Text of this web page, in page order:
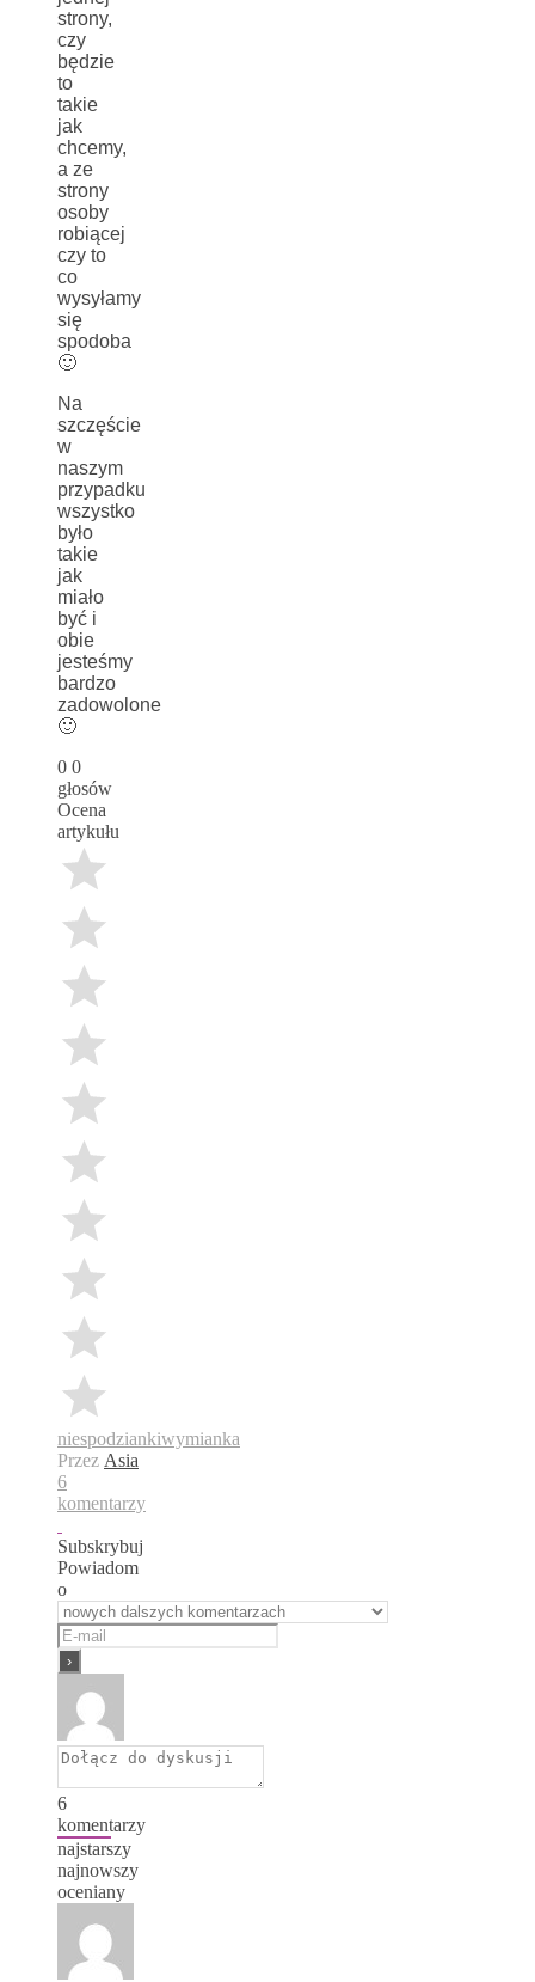
strony,
czy
będzie
to
takie
jak
chcemy,
a ze
strony
osoby
robiącej
czy to
co
wysyłamy
się
spodoba
🙂
Na
szczęście
w
naszym
przypadku
wszystko
było
takie
jak
miało
być i
obie
jesteśmy
bardzo
zadowolone
🙂
0 0
głosów
Ocena
artykułu
niespodziankiwymianka
Przez Asia
6
komentarzy
Subskrybuj
Powiadom
o
6
komentarzy
najstarszy
najnowszy
oceniany